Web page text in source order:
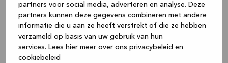
partners voor social media, adverteren en analyse. Deze
partners kunnen deze gegevens combineren met andere
informatie die u aan ze heeft verstrekt of die ze hebben
verzameld op basis van uw gebruik van hun
services. Lees hier meer over ons privacybeleid en
cookiebeleid